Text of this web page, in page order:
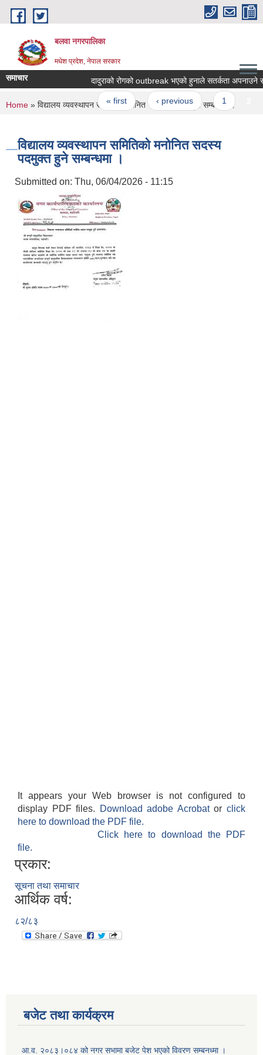
Skip to main content
बलवा नगरपालिका
मधेश प्रदेश, नेपाल सरकार
समाचार दादुराको रोगको outbreak भएको हुनाले सतर्कता अपनाउने
Pages
« first ‹ previous 1
You are here
Home » विद्यालय व्यवस्थापन समितिको मनोनित सदस्य पदमुक्त हुने सम्बन्धमा ।
विद्यालय व्यवस्थापन समितिको मनोनित सदस्य
पदमुक्त हुने सम्बन्धमा ।
Submitted on: Thu, 06/04/2026 - 11:15
It appears your Web browser is not configured to
display PDF files.
Download adobe Acrobatorclick
here to download the PDF file.
Click here to download the PDF
file.
प्रकार:
सूचना तथा समाचार
आर्थिक वर्ष:
८२/८३
बजेट तथा कार्यक्रम
आ.व. २०८३।०८४ को नगर सभामा बजेट पेश भएको विवरण सम्बनध्मा ।